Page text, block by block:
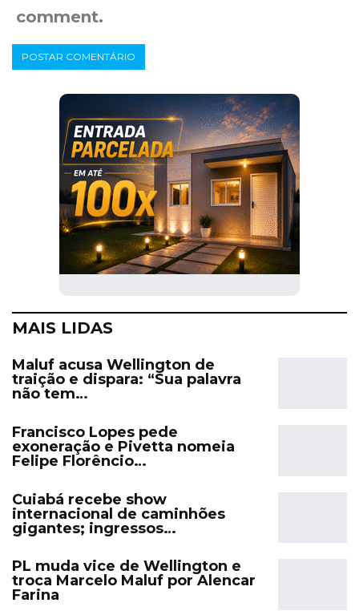
comment.
MAIS LIDAS
Maluf acusa Wellington de
traição e dispara: “Sua palavra
não tem…
Francisco Lopes pede
exoneração e Pivetta nomeia
Felipe Florêncio…
Cuiabá recebe show
internacional de caminhões
gigantes; ingressos…
PL muda vice de Wellington e
troca Marcelo Maluf por Alencar
Farina